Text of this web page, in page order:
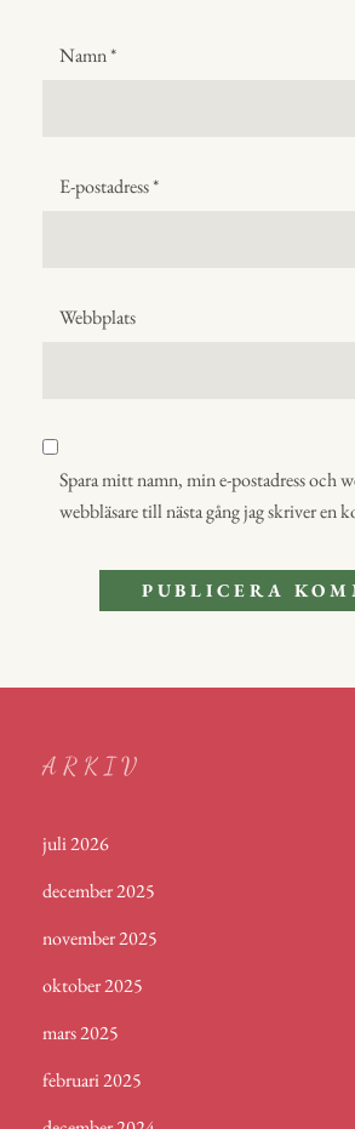
Namn*
E-postadress*
Webbplats
Spara mitt namn, min e-postadress och
webbläsare till nästa gång jag skriver en
ARKIV
juli 2026
december 2025
november 2025
oktober 2025
mars 2025
februari 2025